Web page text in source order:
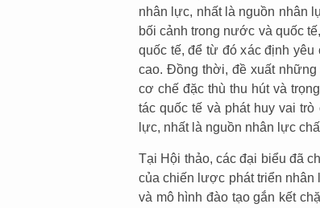
nhân lực, nhất là nguồn nhân
bối cảnh trong nước và quốc
quốc tế, để từ đó xác định
cao. Đồng thời, đề xuất
cơ chế đặc thù thu hút và
tác quốc tế và phát huy vai
lực, nhất là nguồn nhân lực
Tại Hội thảo, các đại biểu đã
của chiến lược phát triển
và mô hình đào tạo gắn kết